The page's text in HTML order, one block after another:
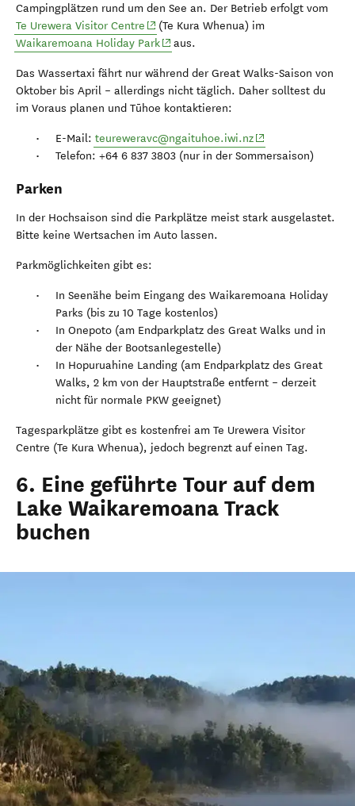
Campingplätzen rund um den See an. Der Betrieb erfolgt vom
Te Urewera Visitor Centre (opens in new window)
(Te Kura Whenua) im
Waikaremoana Holiday Park(opens in new window)
aus.
Das Wassertaxi fährt nur während der Great Walks-Saison von
Oktober bis April – allerdings nicht täglich. Daher solltest du
im Voraus planen und Tūhoe kontaktieren:
E-Mail: teureweravc@ngaituhoe.iwi.nz(opens in new
Telefon: +64 6 837 3803 (nur in der Sommersaison)
Parken
In der Hochsaison sind die Parkplätze meist stark ausgelastet.
Bitte keine Wertsachen im Auto lassen.
Parkmöglichkeiten gibt es:
In Seenähe beim Eingang des Waikaremoana Holiday
Parks (bis zu 10 Tage kostenlos)
In Onepoto (am Endparkplatz des Great Walks und in
der Nähe der Bootsanlegestelle)
In Hopuruahine Landing (am Endparkplatz des Great
Walks, 2 km von der Hauptstraße entfernt – derzeit
nicht für normale PKW geeignet)
Tagesparkplätze gibt es kostenfrei am Te Urewera Visitor
Centre (Te Kura Whenua), jedoch begrenzt auf einen Tag.
6. Eine geführte Tour auf dem
Lake Waikaremoana Track
buchen